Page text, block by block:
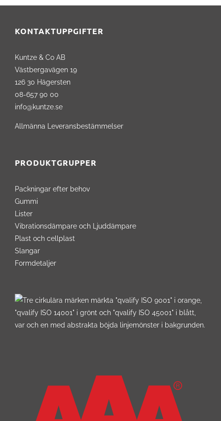
KONTAKTUPPGIFTER
Kuntze & Co AB
Västbergavägen 19
126 30 Hägersten
08-657 90 00
info@kuntze.se
Allmänna Leveransbestämmelser
PRODUKTGRUPPER
Packningar efter behov
Gummi
Lister
Vibrationsdämpare och Ljuddämpare
Plast och cellplast
Slangar
Formdetaljer